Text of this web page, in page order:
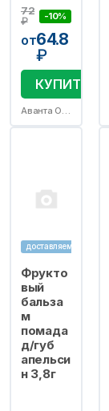
72
₽
-10%
от64.8
₽
КУПИТЬ
Аванта ОАО
доставляем
Фрукто
вый
бальза
м
помада
д/губ
апельси
н 3,8г